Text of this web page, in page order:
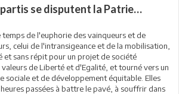
se disputent la Patrie…
temps de l'euphorie des vainqueurs et de
celui de l'intransigeance et de la mobilisation,
et sans répit pour un projet de société
de Liberté et d'Egalité, et tourné vers un
sociale et de développement équitable. Elles
passées à battre le pavé, à souffrir dans